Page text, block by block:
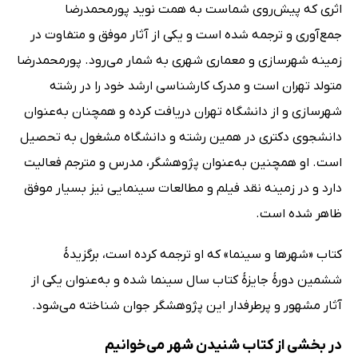
اثری که پیش‌روی شماست به همت نوید پورمحمدرضا
جمع‌آوری و ترجمه شده است و یکی از آثار موفق و متفاوت در
زمینه شهرسازی و معماری شهری به شمار می‌رود. پورمحمدرضا
متولد تهران است و مدرک کارشناسی ارشد خود را در رشته
شهرسازی و از دانشگاه تهران دریافت کرده و همچنان به‌عنوان
دانشجوی دکتری در همین رشته و دانشگاه مشغول به تحصیل
است. او همچنین به‌عنوان پژوهشگر، مدرس و مترجم فعالیت
دارد و در زمینه نقد فیلم و مطالعات سینمایی نیز بسیار موفق
ظاهر شده است.
کتاب «شهرها و سینما» که او ترجمه کرده است،‌ برگزیدۀ
ششمین دورۀ جایزۀ کتاب سال سینما شده و به‌عنوان یکی از
آثار مشهور و پرطرفدار این پژوهشگر جوان شناخته می‌شود.
در بخشی از کتاب شنیدن شهر می‌خوانیم